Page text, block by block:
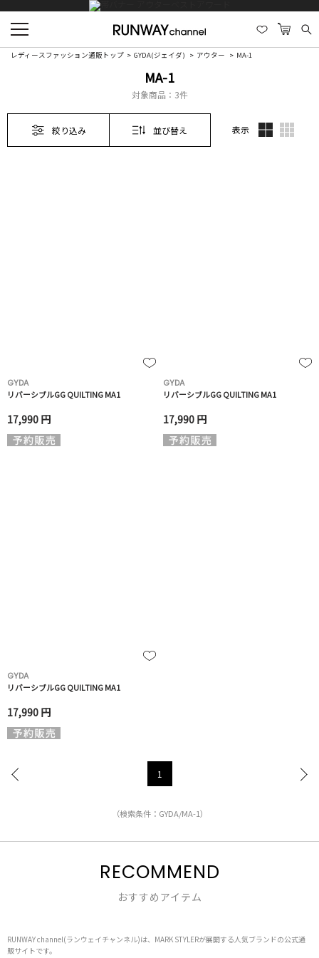
レディースファッション通販トップ GYDA(ジェイダ) アウター MA-1
MA-1
対象商品： 3件
絞り込み 並び替え 表示
GYDA
リバーシブルGG QUILTING MA1
17,990 円
GYDA
リバーシブルGG QUILTING MA1
17,990 円
GYDA
リバーシブルGG QUILTING MA1
17,990 円
1
（検索条件：GYDA/MA-1）
RECOMMEND
おすすめアイテム
RUNWAY channel(ランウェイチャンネル)は、MARK STYLERが展開する人気ブランドの公式通
販サイトです。